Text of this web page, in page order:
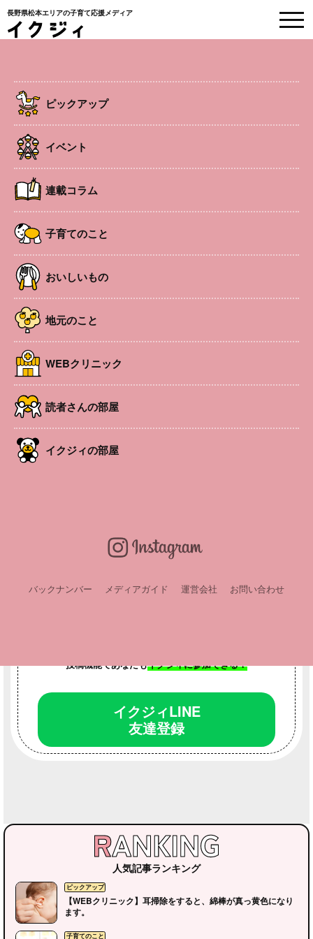
長野県松本エリアの子育て応援メディア
ピックアップ
イベント
連載コラム
子育てのこと
おいしいもの
地元のこと
WEBクリニック
読者さんの部屋
イクジィの部屋
バックナンバー メディアガイド 運営会社 お問い合わせ
EVENT
HOME
安曇野 イベント
国営アルプスあづみの公園 魚魚展in
国営アルプスあづみの公園
サメや深海魚など巨大な魚の剥製展示。
※休館日、開催時間等、詳細はHPで確認を
開催日 2026年7月18日 〜 2026年8月23日
時間
場所
の学校多目的ホール
参加費
500円/人(小学生以上)※入園料大人450円(65歳以
URL https://www.azumino-koen.jp/
申込み・問い合
わせ
問合せ:国営アルプスあづみの公園 堀金・穂高管
理センター(℡0263-71-5511)
LINEお友達会員募集中！
投稿機能であなたもイクジィに参加できる！
イクジィLINE
友達登録
人気記事ランキング
【WEBクリニック】耳掃除をすると、綿棒が真っ黄色になり
ます。